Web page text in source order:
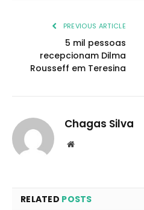
PREVIOUS ARTICLE
5 mil pessoas
recepcionam Dilma
Rousseff em Teresina
Chagas Silva
Website
RELATED POSTS